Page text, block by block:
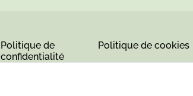
Politique de
confidentialité
Politique de cookies